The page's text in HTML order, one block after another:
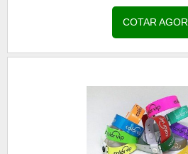
COTAR